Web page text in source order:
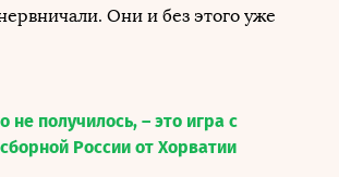
Они и без этого уже
не получилось, – это игра с
России от Хорватии